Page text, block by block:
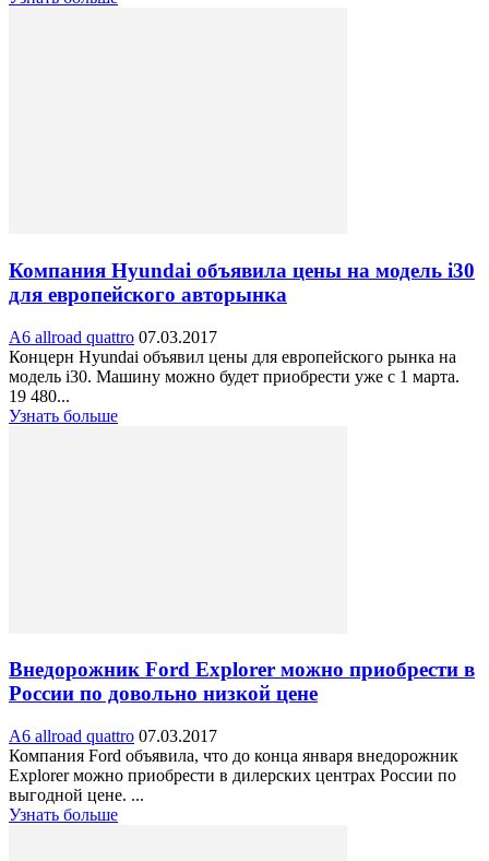
Компания Hyundai объявила цены на модель i30
для европейского авторынка
A6 allroad quattro 07.03.2017
Концерн Hyundai объявил цены для европейского рынка на
модель i30. Машину можно будет приобрести уже с 1 марта.
19 480...
Узнать больше
Внедорожник Ford Explorer можно приобрести в
России по довольно низкой цене
A6 allroad quattro 07.03.2017
Компания Ford объявила, что до конца января внедорожник
Explorer можно приобрести в дилерских центрах России по
выгодной цене. ...
Узнать больше